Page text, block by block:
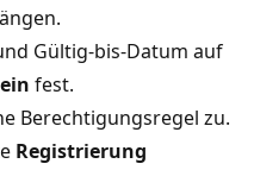
Gültig-bis-Datum auf
fest.
Berechtigungsregel zu.
Registrierung